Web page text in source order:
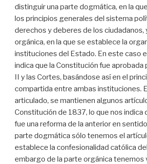
distinguir una parte dogmática, en la
los principios generales del sistema
derechos y deberes de los ciudadanos,
orgánica, en la que se establece la
instituciones del Estado. En este caso
indica que la Constitución fue aprobada
II y las Cortes, basándose así en el
compartida entre ambas instituciones.
articulado, se mantienen algunos
Constitución de 1837, lo que nos indica
fue una reforma de la anterior en
parte dogmática sólo tenemos el
establece la confesionalidad católica
embargo de la parte orgánica tenemos